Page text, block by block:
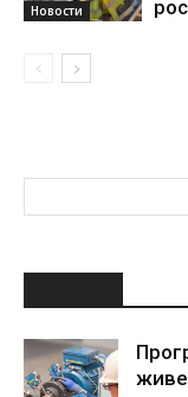
Новости